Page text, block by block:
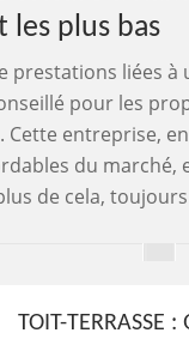
les plus bas
prestations liées
pour les
Cette entreprise,
du
de cela,
TOIT-TERRASSE :